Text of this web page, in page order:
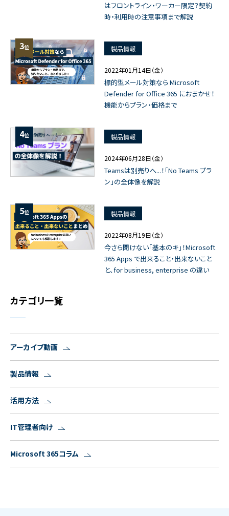
はフロントライン・ワーカー限定？契約
時・利用時の注意事項まで解説
3位 製品情報
2022年01月14日（金）
標的型メール対策なら Microsoft
Defender for Office 365 におまかせ！
機能からプラン・価格まで
4位 製品情報
2024年06月28日（金）
Teamsは別売りへ...！「No Teams プラ
ン」の全体像を解説
5位 製品情報
2022年08月19日（金）
今さら聞けない「基本のキ」！Microsoft
365 Apps で出来ること・出来ないこと
と、for business, enterprise の違い
カテゴリ一覧
アーカイブ動画
製品情報
活用方法
IT管理者向け
Microsoft 365コラム